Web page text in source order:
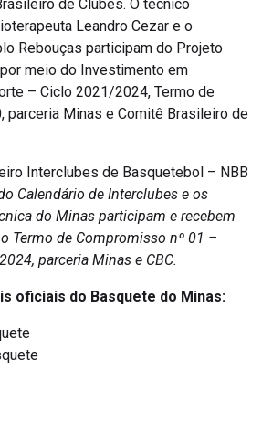
de Clubes. O técnico
Leandro Cezar e o
Rebouças participam do Projeto
meio do Investimento em
– Ciclo 2021/2024, Termo de
parceria Minas e Comitê Brasileiro de
Interclubes de Basquetebol – NBB
Calendário de Interclubes e os
do Minas participam e recebem
Termo de Compromisso nº 01 –
parceria Minas e CBC.
oficiais do Basquete do Minas: